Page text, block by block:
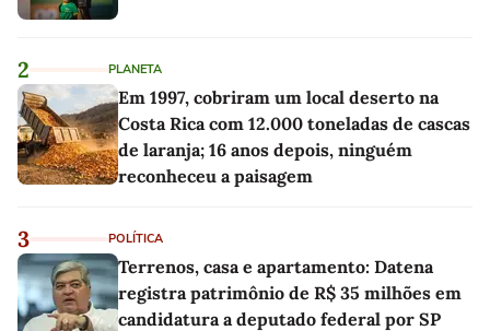
2 PLANETA
Em 1997, cobriram um local deserto na
Costa Rica com 12.000 toneladas de cascas
de laranja; 16 anos depois, ninguém
reconheceu a paisagem
3 POLÍTICA
Terrenos, casa e apartamento: Datena
registra patrimônio de R$ 35 milhões em
candidatura a deputado federal por SP